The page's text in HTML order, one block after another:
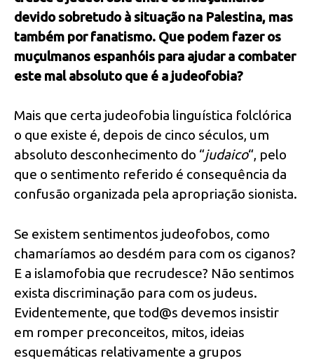
devido sobretudo à situação na Palestina, mas
também por fanatismo. Que podem fazer os
muçulmanos espanhóis para ajudar a combater
este mal absoluto que é a judeofobia?
Mais que certa judeofobia linguística folclórica
o que existe é, depois de cinco séculos, um
absoluto desconhecimento do “judaico“, pelo
que o sentimento referido é consequência da
confusão organizada pela apropriação sionista.
Se existem sentimentos judeofobos, como
chamaríamos ao desdém para com os ciganos?
E a islamofobia que recrudesce? Não sentimos
exista discriminação para com os judeus.
Evidentemente, que tod@s devemos insistir
em romper preconceitos, mitos, ideias
esquemáticas relativamente a grupos